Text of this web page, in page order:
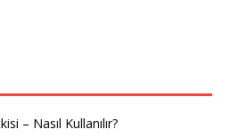
– Nasıl Kullanılır?